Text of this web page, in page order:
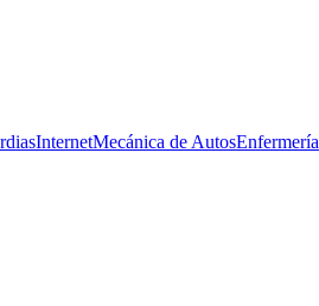
InternetMecánica de AutosEnfermería